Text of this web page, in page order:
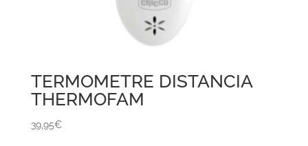
TERMOMETRE DISTANCIA
THERMOFAM
39,95€